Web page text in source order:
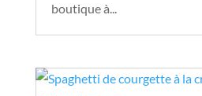
boutique à...